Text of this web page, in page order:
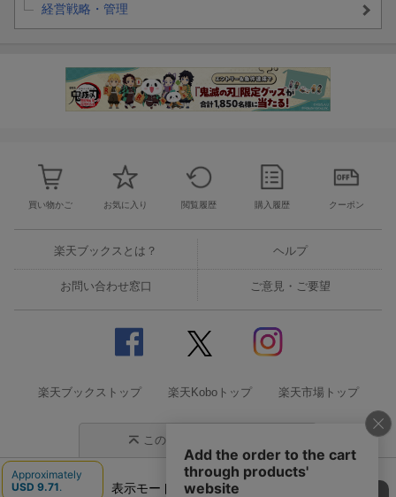
経営戦略・管理
買い物かご お気に入り 閲覧履歴 購入履歴 クーポン
楽天ブックスとは？ ヘルプ
お問い合わせ窓口 ご意見・ご要望
楽天ブックストップ 楽天Koboトップ 楽天市場トップ
このページの先頭に戻る
表示モード モバイル